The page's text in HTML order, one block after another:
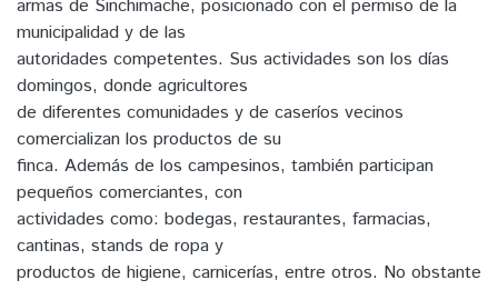
armas de Sinchimache, posicionado con el permiso de la
municipalidad y de las
autoridades competentes. Sus actividades son los días
domingos, donde agricultores
de diferentes comunidades y de caseríos vecinos
comercializan los productos de su
finca. Además de los campesinos, también participan
pequeños comerciantes, con
actividades como: bodegas, restaurantes, farmacias,
cantinas, stands de ropa y
productos de higiene, carnicerías, entre otros. No obstante